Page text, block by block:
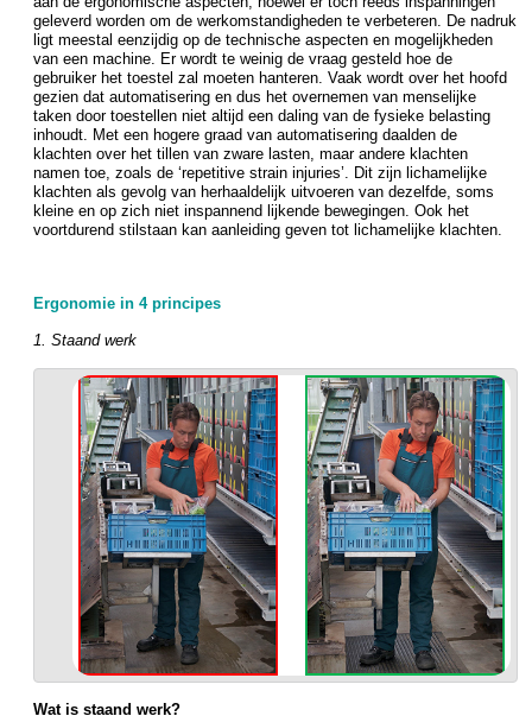
geleverd worden om de werkomstandigheden te verbeteren. De nadruk
ligt meestal eenzijdig op de technische aspecten en mogelijkheden
van een machine. Er wordt te weinig de vraag gesteld hoe de
gebruiker het toestel zal moeten hanteren. Vaak wordt over het hoofd
gezien dat automatisering en dus het overnemen van menselijke
taken door toestellen niet altijd een daling van de fysieke belasting
inhoudt. Met een hogere graad van automatisering daalden de
klachten over het tillen van zware lasten, maar andere klachten
namen toe, zoals de ‘repetitive strain injuries’. Dit zijn lichamelijke
klachten als gevolg van herhaaldelijk uitvoeren van dezelfde, soms
kleine en op zich niet inspannend lijkende bewegingen. Ook het
voortdurend stilstaan kan aanleiding geven tot lichamelijke klachten.
Ergonomie in 4 principes
1. Staand werk
Wat is staand werk?